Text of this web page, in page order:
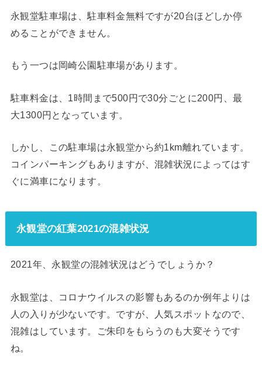
永観堂駐車場は、駐車料金無料ですが20台ほどしか停
めることができません。
もう一つは岡崎公園駐車場があります。
駐車料金は、1時間まで500円で30分ごとに200円、最
大1300円となっています。
しかし、この駐車場は永観堂から約1km離れています。
コインパーキングもありますが、混雑状況によってはす
ぐに満車になります。
永観堂の紅葉2021の混雑状況
2021年、永観堂の混雑状況はどうでしょうか？
永観堂は、コロナウイルスの影響もあるのか例年よりは
人の入りが少ないです。ですが、人気スポットなので、
混雑はしています。ご朱印をもらうのも大変そうです
ね。